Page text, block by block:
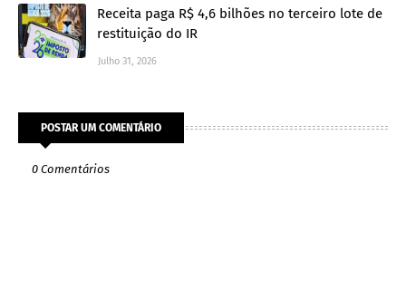
Receita paga R$ 4,6 bilhões no terceiro lote de
restituição do IR
Julho 31, 2026
POSTAR UM COMENTÁRIO
0 Comentários